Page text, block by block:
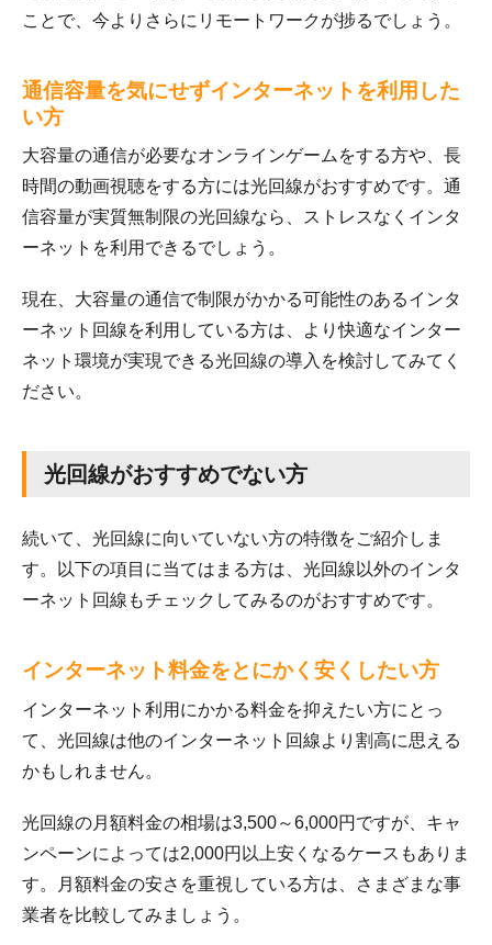
ことで、今よりさらにリモートワークが捗るでしょう。
通信容量を気にせずインターネットを利用した
い方
大容量の通信が必要なオンラインゲームをする方や、長
時間の動画視聴をする方には光回線がおすすめです。通
信容量が実質無制限の光回線なら、ストレスなくインタ
ーネットを利用できるでしょう。
現在、大容量の通信で制限がかかる可能性のあるインタ
ーネット回線を利用している方は、より快適なインター
ネット環境が実現できる光回線の導入を検討してみてく
ださい。
光回線がおすすめでない方
続いて、光回線に向いていない方の特徴をご紹介しま
す。以下の項目に当てはまる方は、光回線以外のインタ
ーネット回線もチェックしてみるのがおすすめです。
インターネット料金をとにかく安くしたい方
インターネット利用にかかる料金を抑えたい方にとっ
て、光回線は他のインターネット回線より割高に思える
かもしれません。
光回線の月額料金の相場は3,500～6,000円ですが、キャ
ンペーンによっては2,000円以上安くなるケースもありま
す。月額料金の安さを重視している方は、さまざまな事
業者を比較してみましょう。